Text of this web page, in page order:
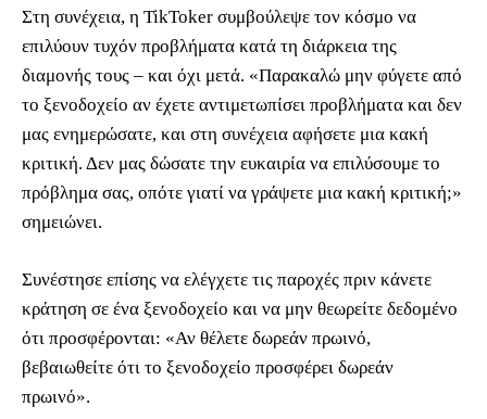
Στη συνέχεια, η TikToker συμβούλεψε τον κόσμο να
επιλύουν τυχόν προβλήματα κατά τη διάρκεια της
διαμονής τους – και όχι μετά. «Παρακαλώ μην φύγετε από
το ξενοδοχείο αν έχετε αντιμετωπίσει προβλήματα και δεν
μας ενημερώσατε, και στη συνέχεια αφήσετε μια κακή
κριτική. Δεν μας δώσατε την ευκαιρία να επιλύσουμε το
πρόβλημα σας, οπότε γιατί να γράψετε μια κακή κριτική;»
σημειώνει.
Συνέστησε επίσης να ελέγχετε τις παροχές πριν κάνετε
κράτηση σε ένα ξενοδοχείο και να μην θεωρείτε δεδομένο
ότι προσφέρονται: «Αν θέλετε δωρεάν πρωινό,
βεβαιωθείτε ότι το ξενοδοχείο προσφέρει δωρεάν
πρωινό».